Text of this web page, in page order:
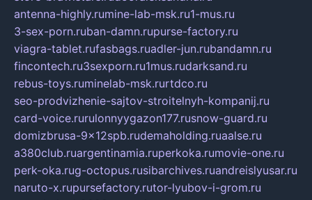
antenna-highly.rumine-lab-msk.ru1-mus.ru
3-sex-porn.ruban-damn.rupurse-factory.ru
viagra-tablet.rufasbags.ruadler-jun.rubandamn.ru
fincontech.ru3sexporn.ru1mus.rudarksand.ru
rebus-toys.ruminelab-msk.rurtdco.ru
seo-prodvizhenie-sajtov-stroitelnyh-kompanij.ru
card-voice.rurulonnyygazon177.rusnow-guard.ru
domizbrusa-9x12spb.rudemaholding.ruaalse.ru
a380club.ruargentinamia.ruperkoka.rumovie-one.ru
perk-oka.rug-octopus.rusibarchives.ruandreislyusar.ru
naruto-x.rupursefactory.rutor-lyubov-i-grom.ru